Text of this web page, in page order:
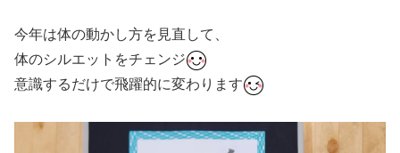
今年は体の動かし方を見直して、
体のシルエットをチェンジ
意識するだけで飛躍的に変わります